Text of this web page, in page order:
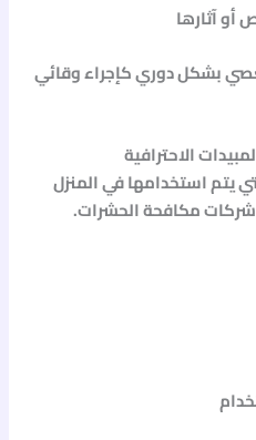
أو آثارها
بشكل دوري كإجراء وقائي
الاحترافية
يتم استخدامها في المنزل
شركات مكافحة الحشرات.